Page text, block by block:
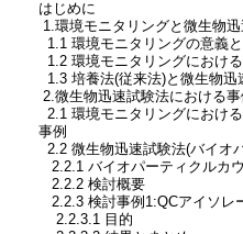
はじめに
1.環境モニタリングと微生物
1.1 環境モニタリングの意義
1.2 環境モニタリングにおけ
1.3 培養法(従来法)と微生物迅
2.微生物迅速試験法における事
2.1 環境モニタリングにおけ
事例
2.2 微生物迅速試験法(バイオ
2.2.1 バイオパーティクルカ
2.2.2 検討概要
2.2.3 検討事例1:QCアイソレ
2.2.3.1 目的